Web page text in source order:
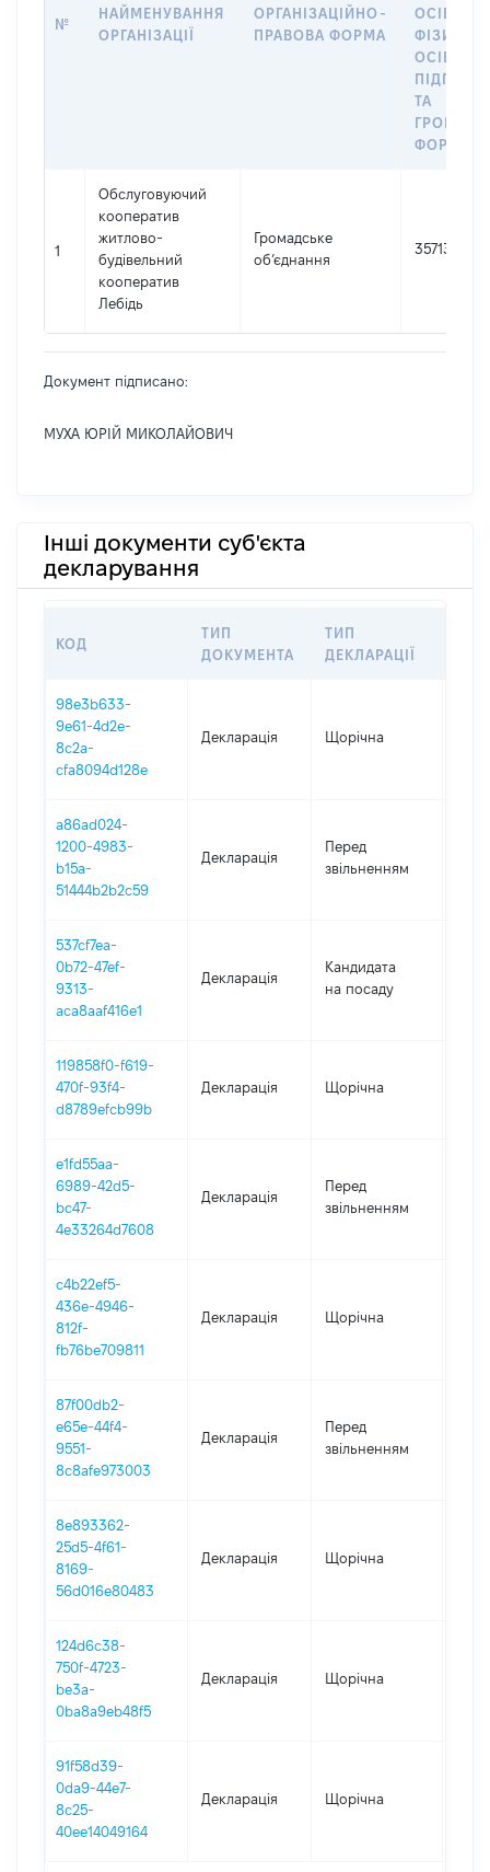
№
НАЙМЕНУВАННЯ
ОРГАНІЗАЦІЇ
ОРГАНІЗАЦІЙНО-
ПРАВОВА ФОРМА
ОСІБ,
ОСІБ –
ТА
1
Обслуговуючий
кооператив
житлово-
будівельний
кооператив
Лебідь
Громадське
об’єднання
35713346
Документ підписано:
МУХА ЮРІЙ МИКОЛАЙОВИЧ
Інші документи суб'єкта
декларування
КОД
ТИП
ДОКУМЕНТА
ТИП
ДЕКЛАРАЦІЇ
98e3b633-
9e61-4d2e-
8c2a-
cfa8094d128e
Декларація Щорічна
a86ad024-
1200-4983-
b15a-
51444b2b2c59
Декларація
Перед
звільненням
537cf7ea-
0b72-47ef-
9313-
aca8aaf416e1
Декларація
Кандидата
на посаду
119858f0-f619-
470f-93f4-
d8789efcb99b
Декларація Щорічна
e1fd55aa-
6989-42d5-
bc47-
4e33264d7608
Декларація
Перед
звільненням
c4b22ef5-
436e-4946-
812f-
fb76be709811
Декларація Щорічна
87f00db2-
e65e-44f4-
9551-
8c8afe973003
Декларація
Перед
звільненням
8e893362-
25d5-4f61-
8169-
56d016e80483
Декларація Щорічна
124d6c38-
750f-4723-
be3a-
0ba8a9eb48f5
Декларація Щорічна
91f58d39-
0da9-44e7-
8c25-
40ee14049164
Декларація Щорічна